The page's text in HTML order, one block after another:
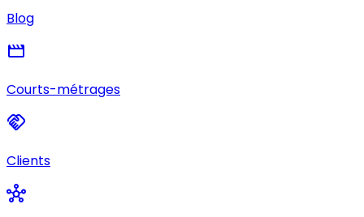
Blog
movie
Courts-métrages
handshake
Clients
hub